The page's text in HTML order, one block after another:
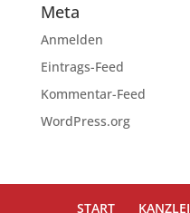
Meta
Anmelden
Eintrags-Feed
Kommentar-Feed
WordPress.org
START KANZLEI